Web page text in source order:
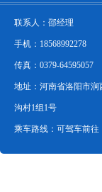
联系人：邵经理
手机：18568992278
传真：0379-64595057
地址：河南省洛阳市
沟村1组1号
乘车路线：可驾车前往